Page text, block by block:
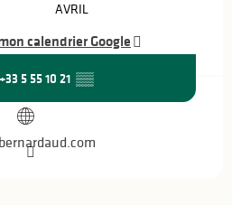
AVRIL
calendrier Google
+33 5 55 10 21 ▒▒